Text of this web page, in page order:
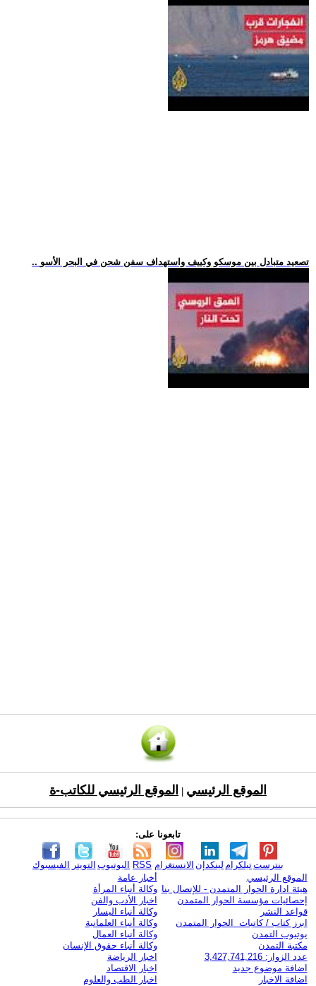
.. تصعيد متبادل بين موسكو وكييف واستهداف سفن شحن في البحر الأسو
الموقع الرئيسي الموقع الرئيسي للكاتب-ة
تابعونا على:
الفيسبوك التويتر اليوتيوب RSS الانستغرام لينكدإن تيلكرامبنترست
الموقع الرئيسي
هيئة ادارة الحوار المتمدن - للإتصال بنا
إحصائيات مؤسسة الحوار المتمدن
قواعد النشر
ابرز كتاب / كاتبات الحوار المتمدن
يوتيوب التمدن
مكتبة التمدن
عدد الزوار: 3,427,741,216
اضافة موضوع جديد
اضافة الاخبار
أخبار عامة
وكالة أنباء المرأة
اخبار الأدب والفن
وكالة أنباء اليسار
وكالة أنباء العلمانية
وكالة أنباء العمال
وكالة أنباء حقوق الإنسان
اخبار الرياضة
اخبار الاقتصاد
اخبار الطب والعلوم